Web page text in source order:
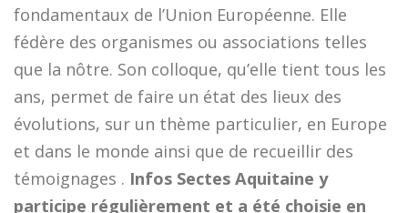
fondamentaux de l’Union Européenne. Elle
fédère des organismes ou associations telles
que la nôtre. Son colloque, qu’elle tient tous les
ans, permet de faire un état des lieux des
évolutions, sur un thème particulier, en Europe
et dans le monde ainsi que de recueillir des
témoignages . Infos Sectes Aquitaine y
participe régulièrement et a été choisie en